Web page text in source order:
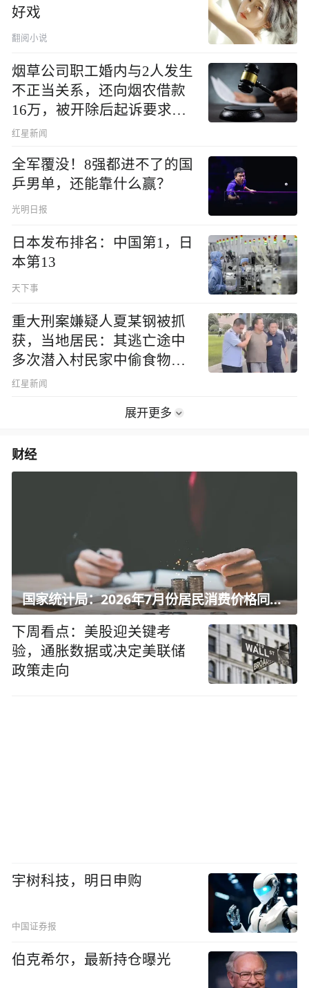
好戏
翻阅小说
烟草公司职工婚内与2人发生
不正当关系，还向烟农借款
16万，被开除后起诉要求复
职，法院判了
红星新闻
全军覆没！8强都进不了的国
乒男单，还能靠什么赢？
光明日报
日本发布排名：中国第1，日
本第13
天下事
重大刑案嫌疑人夏某钢被抓
获，当地居民：其逃亡途中
多次潜入村民家中偷食物被
发现
红星新闻
展开更多
财经
国家统计局：2026年7月份居民消费价格同比上涨0.5%
下周看点：美股迎关键考
验，通胀数据或决定美联储
政策走向
宇树科技，明日申购
中国证券报
伯克希尔，最新持仓曝光